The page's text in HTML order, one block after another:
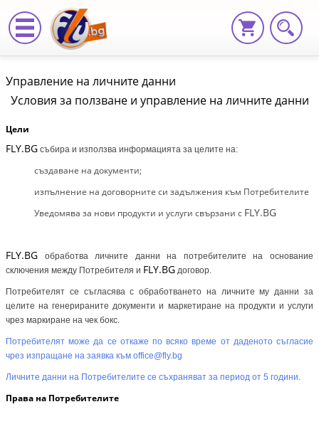
Управление
на
личните
данни
|
Fly.bg
Управление на личните данни
Условия за ползване и управление на личните данни
Цели
FLY.BG събира и използва информацията за целите на:
създаване на документи;
изпълнение на договорните си задължения към Потребителите
Уведомява за нови продукти и услуги свързани с FLY.BG
FLY.BG обработва личните данни на потребителите на основание
сключения между Потребителя и FLY.BG договор.
Потребителят се съгласява с обработването на личните му данни за
целите на генерираните документи и маркетиране на продукти и услуги
чрез маркиране на чек бокс.
Потребителят може да се откаже по всяко време от даденото съгласие
чрез изпращане на заявка към office@fly.bg
Личните данни на Потребителите се съхраняват за период от 5 години.
Права на Потребителите